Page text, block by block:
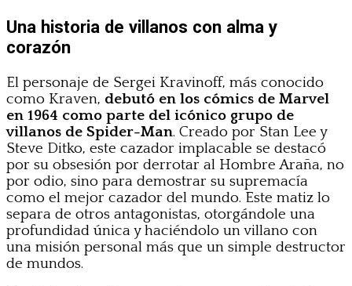
Una historia de villanos con alma y
corazón
El personaje de Sergei Kravinoff, más conocido
como Kraven, debutó en los cómics de Marvel
en 1964 como parte del icónico grupo de
villanos de Spider-Man. Creado por Stan Lee y
Steve Ditko, este cazador implacable se destacó
por su obsesión por derrotar al Hombre Araña, no
por odio, sino para demostrar su supremacía
como el mejor cazador del mundo. Este matiz lo
separa de otros antagonistas, otorgándole una
profundidad única y haciéndolo un villano con
una misión personal más que un simple destructor
de mundos.